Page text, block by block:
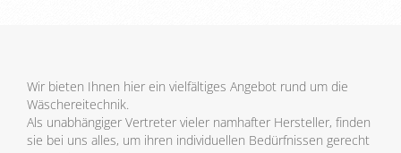
Wir bieten Ihnen hier ein vielfältiges Angebot rund um die
Wäschereitechnik.
Als unabhängiger Vertreter vieler namhafter Hersteller, finden
sie bei uns alles, um ihren individuellen Bedürfnissen gerecht